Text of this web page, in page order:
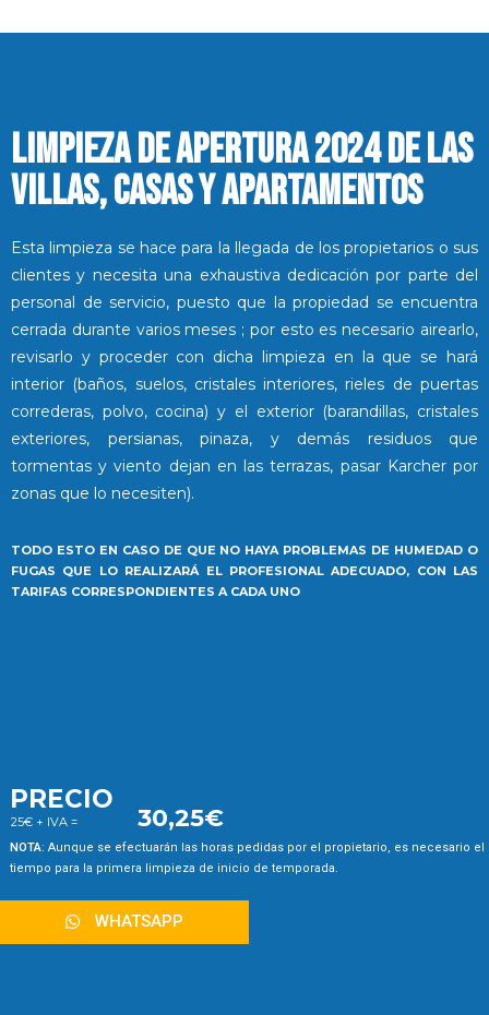
LIMPIEZA DE APERTURA 2024 DE LAS
VILLAS, CASAS Y APARTAMENTOS
Esta limpieza se hace para la llegada de los propietarios o sus
clientes y necesita una exhaustiva dedicación por parte del
personal de servicio, puesto que la propiedad se encuentra
cerrada durante varios meses ; por esto es necesario airearlo,
revisarlo y proceder con dicha limpieza en la que se hará
interior (baños, suelos, cristales interiores, rieles de puertas
correderas, polvo, cocina) y el exterior (barandillas, cristales
exteriores, persianas, pinaza, y demás residuos que
tormentas y viento dejan en las terrazas, pasar Karcher por
zonas que lo necesiten).
TODO ESTO EN CASO DE QUE NO HAYA PROBLEMAS DE HUMEDAD O
FUGAS QUE LO REALIZARÁ EL PROFESIONAL ADECUADO, CON LAS
TARIFAS CORRESPONDIENTES A CADA UNO
PRECIO
25€ + IVA = 30,25€
NOTA: Aunque se efectuarán las horas pedidas por el propietario, es necesario el
tiempo para la primera limpieza de inicio de temporada.
WHATSAPP